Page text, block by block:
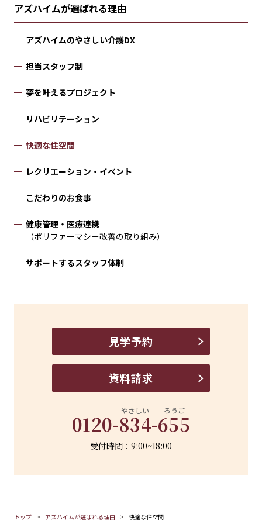
トップ アズハイムが選ばれる理由 快適な住空間
アズハイムが選ばれる理由
アズハイムのやさしい介護DX
担当スタッフ制
夢を叶えるプロジェクト
リハビリテーション
快適な住空間
レクリエーション・イベント
こだわりのお食事
健康管理・医療連携
（ポリファーマシー改善の取り組み）
サポートするスタッフ体制
見学予約
資料請求
0120-834
やさしい
-655
ろうご
受付時間：9:00~18:00